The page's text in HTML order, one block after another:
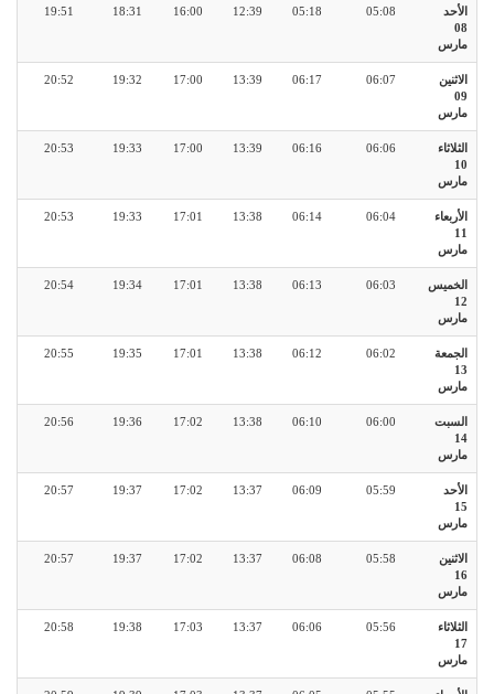
الأحد
08
مارس
05:08
05:18
12:39
16:00
18:31
19:51
الاثنين
09
مارس
06:07
06:17
13:39
17:00
19:32
20:52
الثلاثاء
10
مارس
06:06
06:16
13:39
17:00
19:33
20:53
الأربعاء
11
مارس
06:04
06:14
13:38
17:01
19:33
20:53
الخميس
12
مارس
06:03
06:13
13:38
17:01
19:34
20:54
الجمعة
13
مارس
06:02
06:12
13:38
17:01
19:35
20:55
السبت
14
مارس
06:00
06:10
13:38
17:02
19:36
20:56
الأحد
15
مارس
05:59
06:09
13:37
17:02
19:37
20:57
الاثنين
16
مارس
05:58
06:08
13:37
17:02
19:37
20:57
الثلاثاء
17
مارس
05:56
06:06
13:37
17:03
19:38
20:58